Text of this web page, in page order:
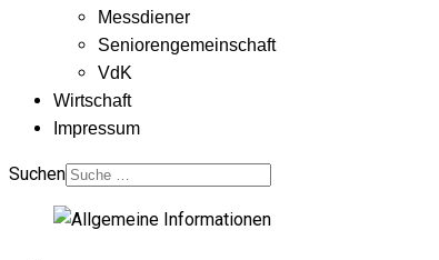
Messdiener
Seniorengemeinschaft
VdK
Wirtschaft
Impressum
Suchen